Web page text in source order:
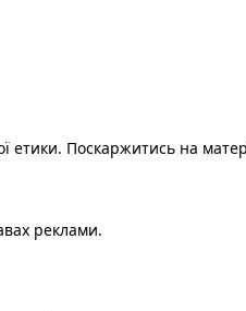
етики. Поскаржитись на
реклами.